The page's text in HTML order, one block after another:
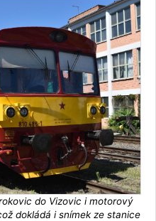
do Vizovic i motorový
dokládá i snímek ze stanice